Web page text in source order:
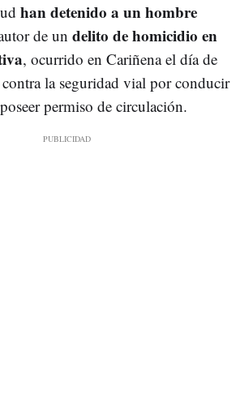
han detenido a un hombre
de un delito de homicidio en
, ocurrido en Cariñena el día de
la seguridad vial por conducir
permiso de circulación.